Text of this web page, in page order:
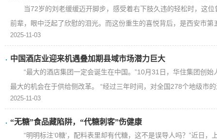
当72岁的刘老缓缓迈开脚步，感受着右下肢久违的轻松时，这
前辈，眼中泛起了欣慰的泪光。而这份重生的喜悦背后，是西安市第
2025-11-03
中国酒店业迎来机遇叠加期县域市场潜力巨大
“最大的酒店集团一定会诞生在中国。”10月31日，华住集团创
最大的机会在于供给侧改革。 “经过三年时间，对全国278个地级市
2025-11-03
“无糖”食品藏陷阱，“代糖刺客”伤健康
“明明标注‘0糖’，配料表里却有代糖，这不是误导人吗？”近日